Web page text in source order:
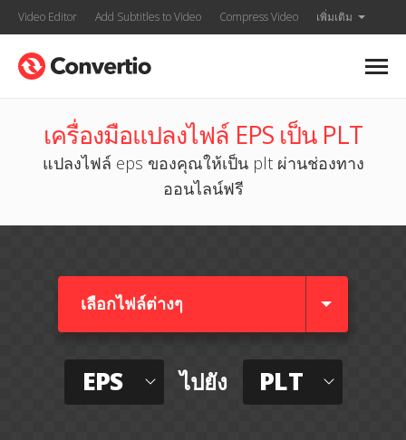
Video Editor Add Subtitles to Video Compress Video เพิ่มเติม
เครื่องมือแปลงไฟล์ EPS เป็น PLT
แปลงไฟล์ eps ของคุณให้เป็น plt ผ่านช่องทาง
ออนไลน์ฟรี
เลือกไฟล์ต่างๆ​
EPS ไปยัง PLT